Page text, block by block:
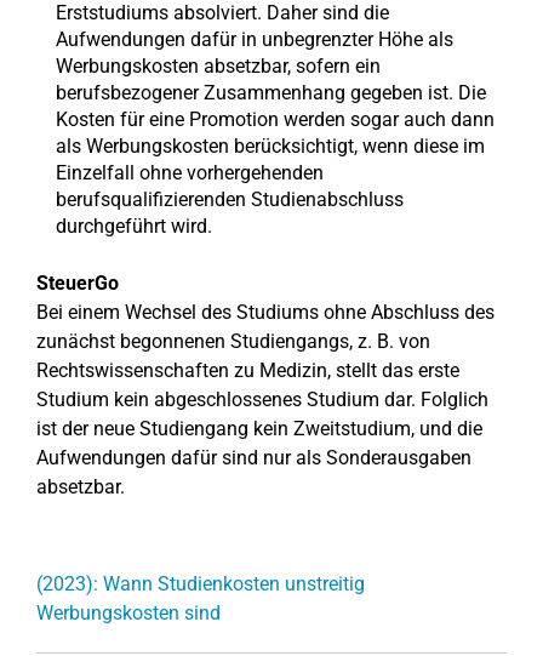
Erststudiums absolviert. Daher sind die
Aufwendungen dafür in unbegrenzter Höhe als
Werbungskosten absetzbar, sofern ein
berufsbezogener Zusammenhang gegeben ist. Die
Kosten für eine Promotion werden sogar auch dann
als Werbungskosten berücksichtigt, wenn diese im
Einzelfall ohne vorhergehenden
berufsqualifizierenden Studienabschluss
durchgeführt wird.
SteuerGo
Bei einem Wechsel des Studiums ohne Abschluss des
zunächst begonnenen Studiengangs, z. B. von
Rechtswissenschaften zu Medizin, stellt das erste
Studium kein abgeschlossenes Studium dar. Folglich
ist der neue Studiengang kein Zweitstudium, und die
Aufwendungen dafür sind nur als Sonderausgaben
absetzbar.
(2023): Wann Studienkosten unstreitig
Werbungskosten sind